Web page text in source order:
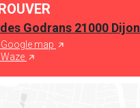
Godrans 21000 Dijon
map